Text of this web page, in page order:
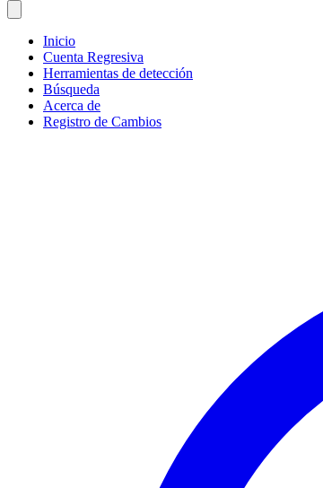
Inicio
Cuenta Regresiva
Herramientas de detección
Búsqueda
Acerca de
Registro de Cambios